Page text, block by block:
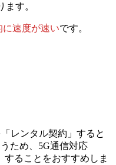
す。
に速度が速いです。
レンタル契約」すると
ため、 5G通信対応
することをおすすめしま